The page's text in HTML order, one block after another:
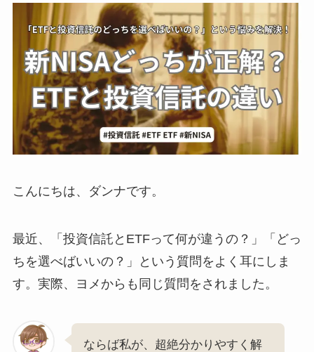
こんにちは、ダンナです。
最近、「投資信託とETFって何が違うの？」「どっ
ちを選べばいいの？」という質問をよく耳にしま
す。実際、ヨメからも同じ質問をされました。
ならば私が、超絶分かりやすく解